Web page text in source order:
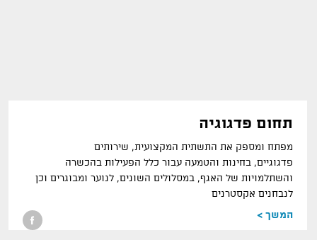
תחום פדגוגיה
מפתח ומספק את התשתית המקצועית, שירותים
פדגוגיים, בחינות והטמעה עבור כלל הפעילות בהכשרה
והשתלמויות של האגף, במסלולים השונים, לנוער ומבוגרים וכן
לנבחנים אקסטרנים
המשך